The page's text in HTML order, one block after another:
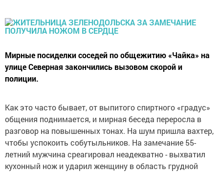
Мирные посиделки соседей по общежитию «Чайка» на
улице Северная закончились вызовом скорой и
полиции.
Как это часто бывает, от выпитого спиртного «градус»
общения поднимается, и мирная беседа переросла в
разговор на повышенных тонах. На шум пришла вахтер,
чтобы успокоить собутыльников. На замечание 55-
летний мужчина среагировал неадекватно - выхватил
кухонный нож и ударил женщину в область грудной